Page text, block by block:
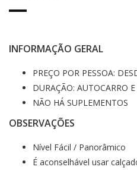
INFORMAÇÃO GERAL
PREÇO POR PESSOA:
DURAÇÃO: AUTOCARRO
NÃO HÁ SUPLEMENTOS
OBSERVAÇÕES
Nível Fácil / Panorâmico
É aconselhável usar